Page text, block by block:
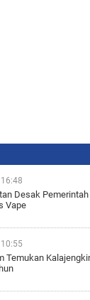
Desak
Vape
Temukan